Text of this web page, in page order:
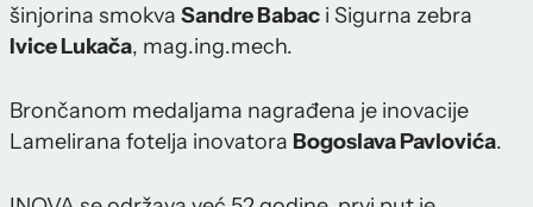
šinjorina smokva Sandre Babac i Sigurna zebra
Ivice Lukača, mag.ing.mech.
Brončanom medaljama nagrađena je inovacije
Lamelirana fotelja inovatora Bogoslava Pavlovića.